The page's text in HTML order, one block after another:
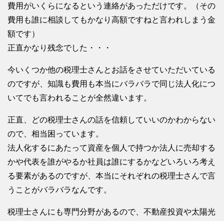
費用がいくらになるという連絡があっただけです。（その
費用も誰に相談してもかなり高額ですねと言われしまう金
額です）
正直かなり残念でした・・・
今いくつか他の税理士さんとお話をさせていただいている
のですが、知識も費用も本当にバラバラで同じ法人化につ
いてでも言われることが全然違います。
正直、どの税理士さんの話を信頼していいのかわからない
ので、相当困っています。
法人化するにあたって資産を個人で持つか法人に売却する
かや代表を誰がやるか社員は誰にするかなどいろいろ考え
る要素があるのですが、本当にそれぞれの税理士さんで言
うことがバラバラなんです。
税理士さんにも専門分野があるので、不動産投資や太陽光